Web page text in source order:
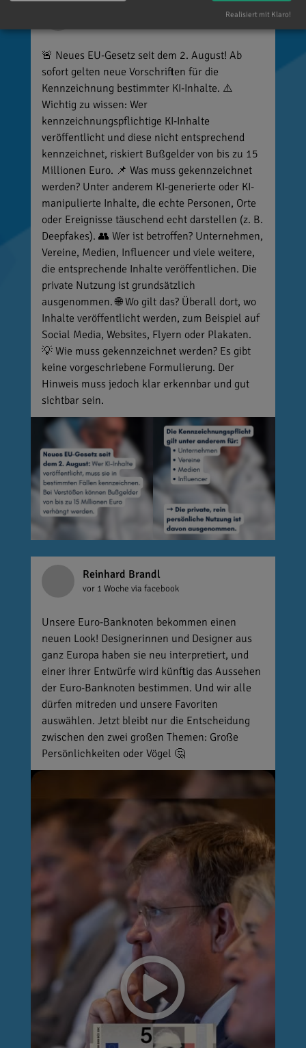
🚨 Neues EU-Gesetz seit dem 2. August! Ab
sofort gelten neue Vorschriften für die
Kennzeichnung bestimmter KI-Inhalte. ⚠️
Wichtig zu wissen: Wer
kennzeichnungspflichtige KI-Inhalte
veröffentlicht und diese nicht entsprechend
kennzeichnet, riskiert Bußgelder von bis zu 15
Millionen Euro. 📌 Was muss gekennzeichnet
werden? Unter anderem KI-generierte oder KI-
manipulierte Inhalte, die echte Personen, Orte
oder Ereignisse täuschend echt darstellen (z. B.
Deepfakes). 👥 Wer ist betroffen? Unternehmen,
Vereine, Medien, Influencer und viele weitere,
die entsprechende Inhalte veröffentlichen. Die
private Nutzung ist grundsätzlich
ausgenommen. 🌐 Wo gilt das? Überall dort, wo
Inhalte veröffentlicht werden, zum Beispiel auf
Social Media, Websites, Flyern oder Plakaten.
💡 Wie muss gekennzeichnet werden? Es gibt
keine vorgeschriebene Formulierung. Der
Hinweis muss jedoch klar erkennbar und gut
sichtbar sein.
Reinhard Brandl
vor 1 Woche via facebook
Unsere Euro-Banknoten bekommen einen
neuen Look! Designerinnen und Designer aus
ganz Europa haben sie neu interpretiert, und
einer ihrer Entwürfe wird künftig das Aussehen
der Euro-Banknoten bestimmen. Und wir alle
dürfen mitreden und unsere Favoriten
auswählen. Jetzt bleibt nur die Entscheidung
zwischen den zwei großen Themen: Große
Persönlichkeiten oder Vögel 🤔
Realisiert mit Klaro!